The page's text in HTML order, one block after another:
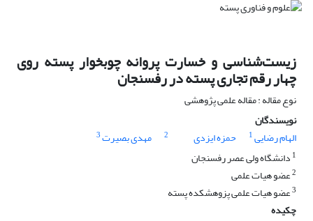
زیست‌شناسی و خسارت پروانه چوبخوار پسته روی
چهار رقم تجاری پسته در رفسنجان
نوع مقاله : مقاله علمی پژوهشی
نویسندگان
الهام رضایی1 حمزه ایزدی 2 مهدی بصیرت3
1 دانشگاه ولی عصر رفسنجان
2عضو هیات علمی
3عضو هیات علمی پزوهشکده پسته
چکیده